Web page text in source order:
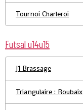
Tournoi Charleroi
Futsal u14u15
J1 Brassage
Triangulaire : Roubaix